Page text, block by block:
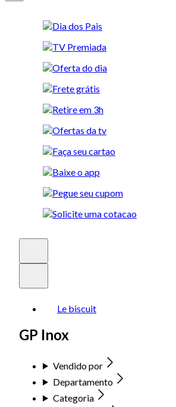
Le biscuit
GP Inox
Vendido por
Departamento
Categoria